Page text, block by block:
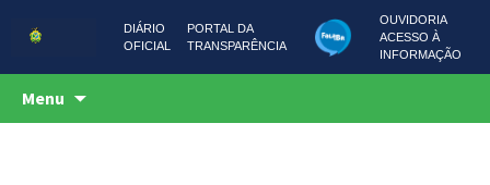
DIÁRIO
OFICIAL
PORTAL DA
TRANSPARÊNCIA
OUVIDORIA
ACESSO À
INFORMAÇÃO
CSC AMAZONAS
Centro de Serviços Compartilhados
Menu